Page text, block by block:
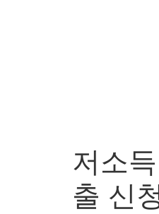
저소
출 신